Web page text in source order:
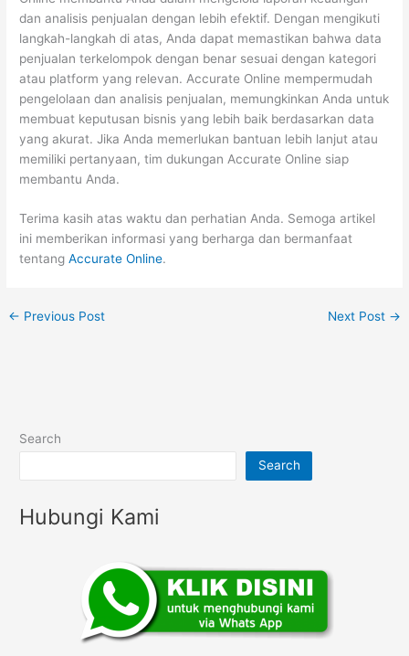
dan analisis penjualan dengan lebih efektif. Dengan mengikuti
langkah-langkah di atas, Anda dapat memastikan bahwa data
penjualan terkelompok dengan benar sesuai dengan kategori
atau platform yang relevan. Accurate Online mempermudah
pengelolaan dan analisis penjualan, memungkinkan Anda untuk
membuat keputusan bisnis yang lebih baik berdasarkan data
yang akurat. Jika Anda memerlukan bantuan lebih lanjut atau
memiliki pertanyaan, tim dukungan Accurate Online siap
membantu Anda.
Terima kasih atas waktu dan perhatian Anda. Semoga artikel
ini memberikan informasi yang berharga dan bermanfaat
tentangAccurate Online.
← Previous Post Next Post →
Search
Search
Hubungi Kami